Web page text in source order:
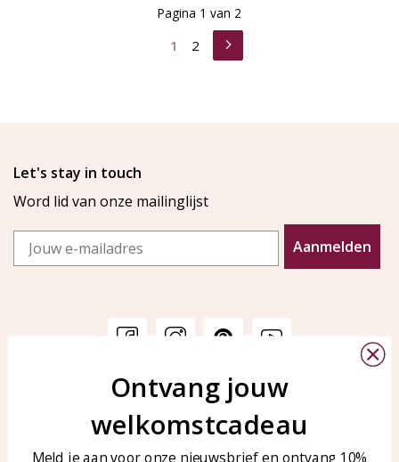
1 2
Pagina 1 van 2
Let's stay in touch
Word lid van onze mailinglijst
Email
Aanmelden
Veelgestelde vragen
Sieraden onderhouden
KAYA Sieraden
Bellen of WhatsApp Ma-Vr
tussen 09:00-17:00
Ontvang jouw
welkomstcadeau
Meld je aan voor onze nieuwsbrief en ontvang 10%